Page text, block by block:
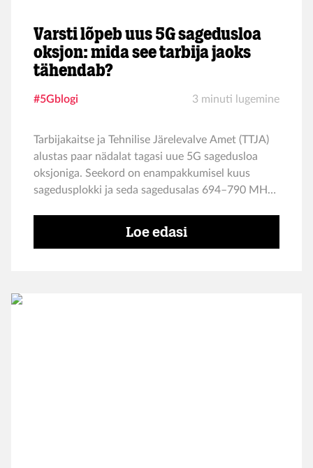
Varsti lõpeb uus 5G sagedusloa
oksjon: mida see tarbija jaoks
tähendab?
#5Gblogi 3 minuti lugemine
Tarbijakaitse ja Tehnilise Järelevalve Amet (TTJA)
alustas paar nädalat tagasi uue 5G sagedusloa
oksjoniga. Seekord on enampakkumisel kuus
sagedusplokki ja seda sagedusalas 694–790 MHz.
hajaasustuspiirkondadesse.
Loe edasi